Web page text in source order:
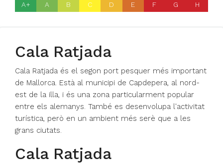
A+ A B C D E F G H
Cala Ratjada
Cala Ratjada és el segon port pesquer més important
de Mallorca. Està al municipi de Capdepera, al nord-
est de la illa, i és una zona particularment popular
entre els alemanys. També es desenvolupa l'activitat
turística, però en un ambient més serè que a les
grans ciutats.
Cala Ratjada